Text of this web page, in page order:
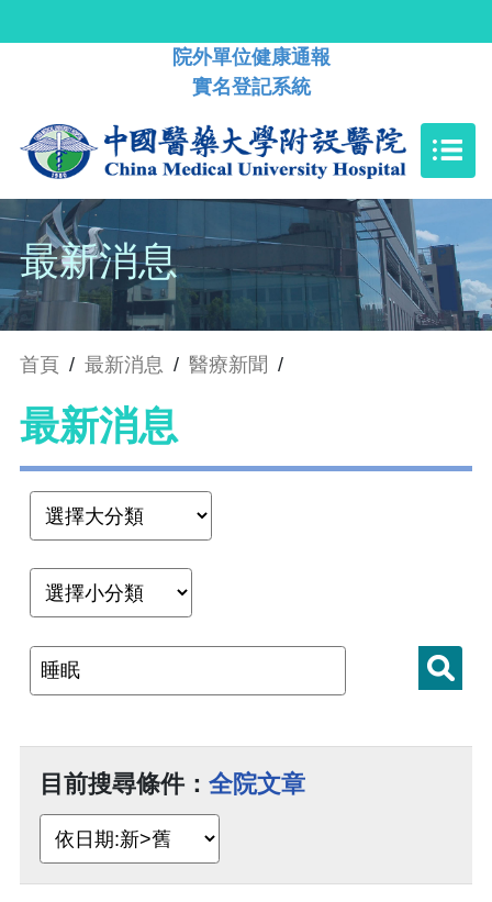
院外單位健康通報
實名登記系統
最新消息
首頁 / 最新消息 / 醫療新聞 /
最新消息
目前搜尋條件： 全院文章